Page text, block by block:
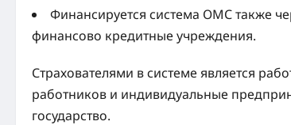
Финансируется система ОМС также
финансово кредитные учреждения.
Страхователями в системе является
работников и индивидуальные
государство.